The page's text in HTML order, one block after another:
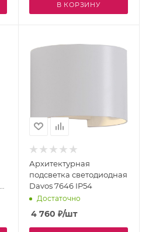
В КОРЗИНУ
Архитектурная
подсветка светодиодная
Davos 7646 IP54
Достаточно
4 760 ₽/шт